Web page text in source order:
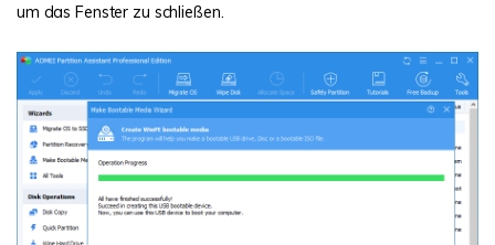
um das Fenster zu schließen.